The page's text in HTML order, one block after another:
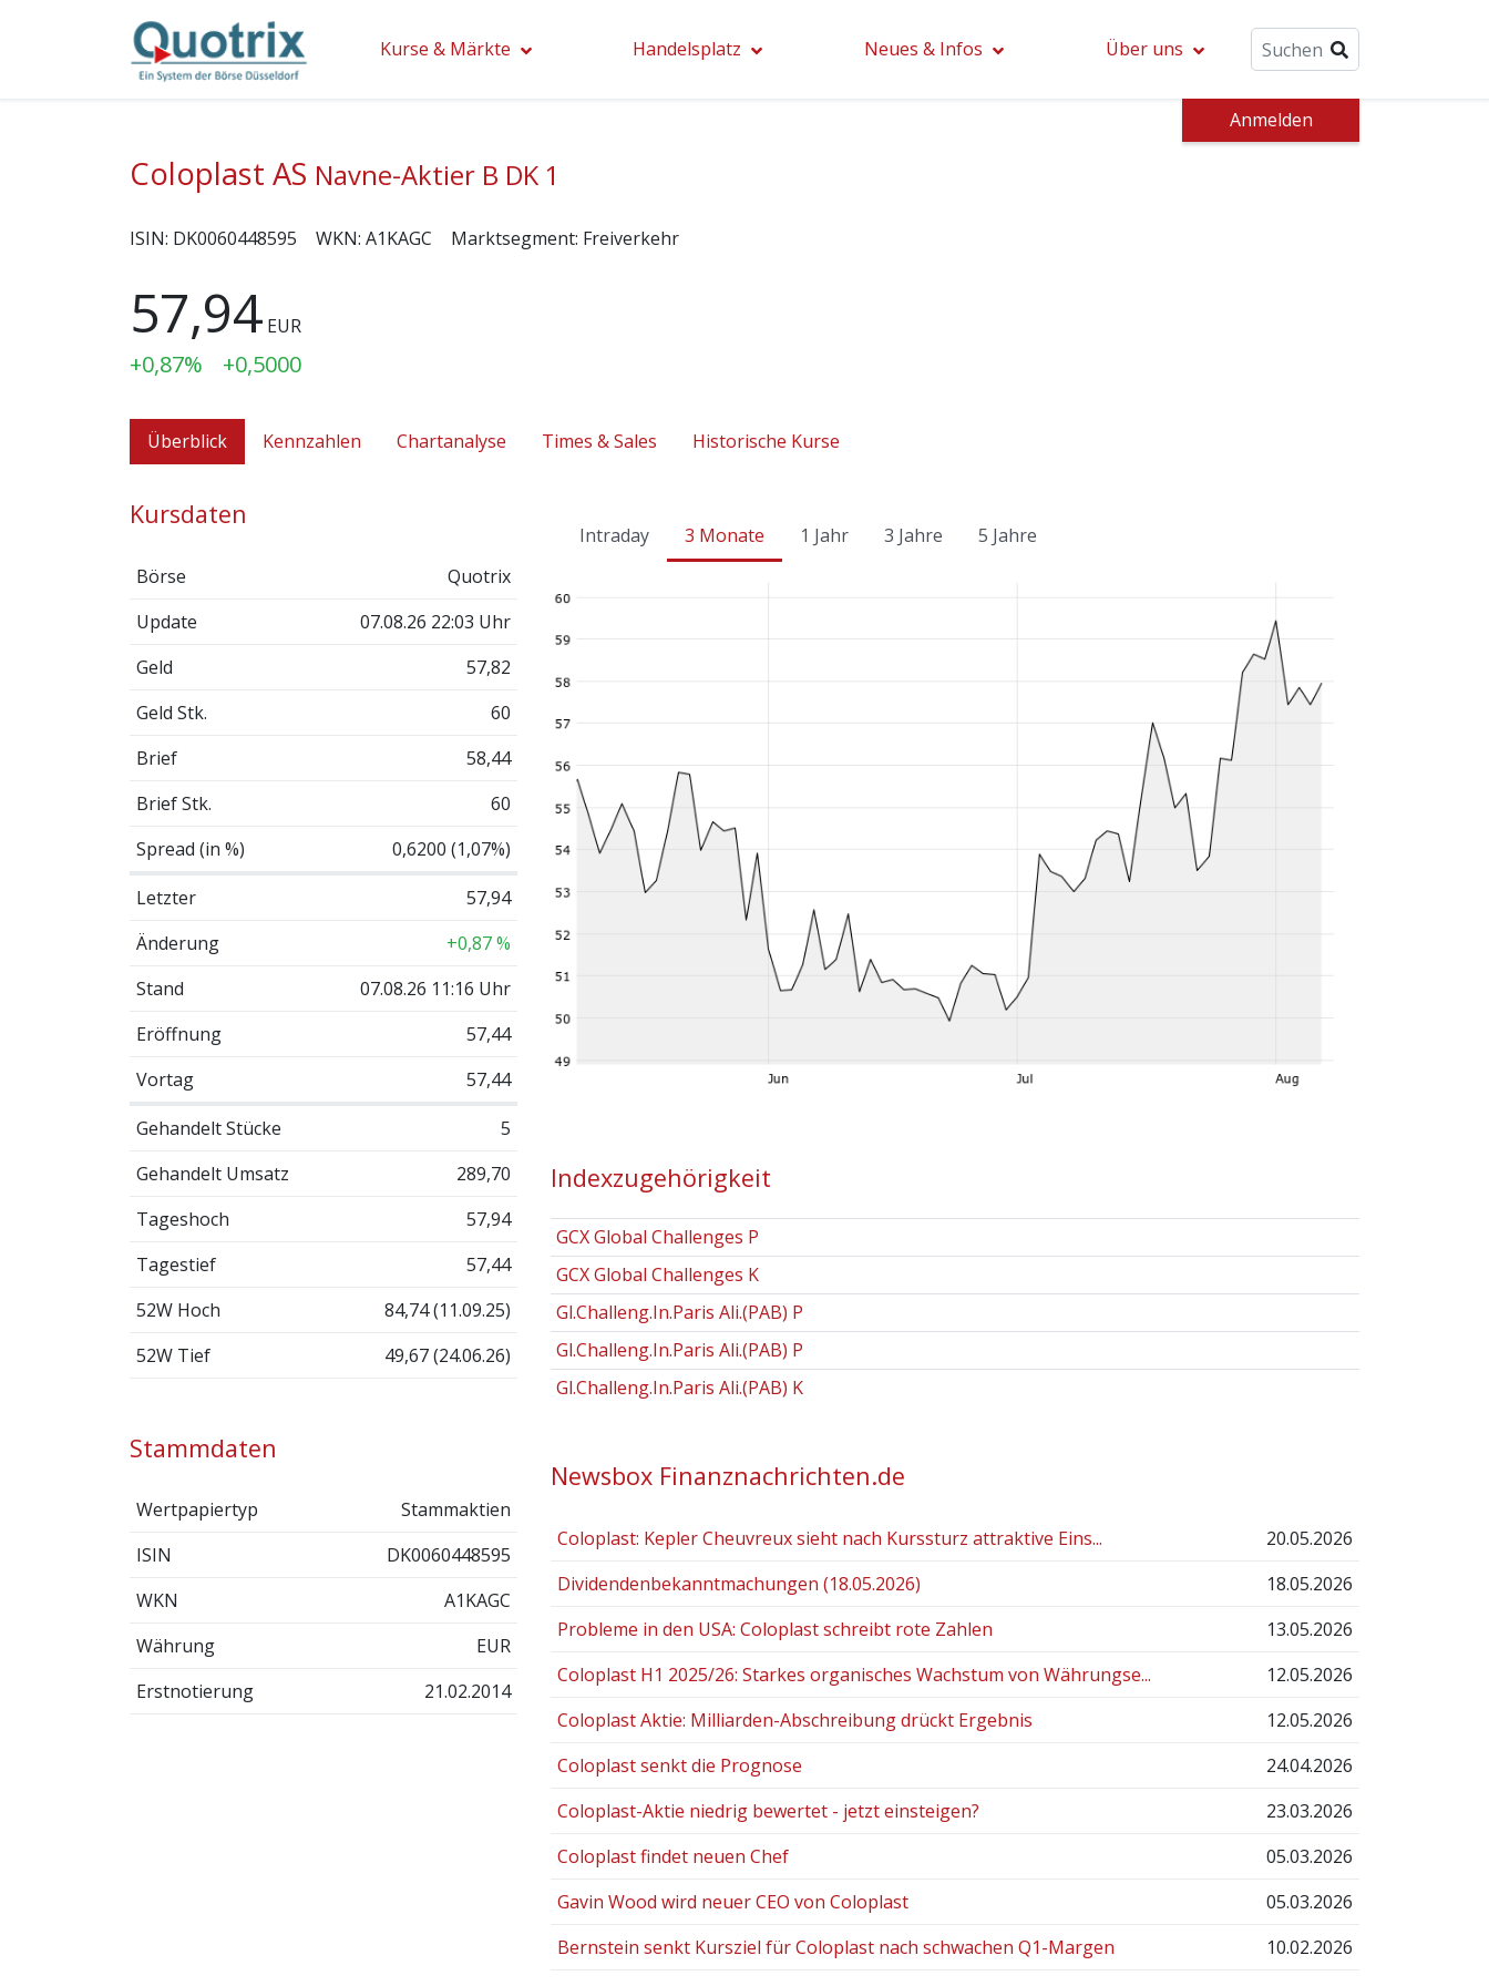
Kurse & Märkte Handelsplatz Neues & Infos Über uns
Anmelden
Coloplast AS Navne-Aktier B DK 1
ISIN: DK0060448595 WKN: A1KAGC Marktsegment: Freiverkehr
57,94 EUR
+0,87% +0,5000
Überblick Kennzahlen Chartanalyse Times & Sales Historische Kurse
Kursdaten
Börse
Quotrix
Update
07.08.26 22:03 Uhr
Geld
57,82
Geld Stk.
60
Brief
58,44
Brief Stk.
60
Spread (in %)
0,6200 (1,07%)
Letzter
57,94
Änderung
+0,87 %
Stand
07.08.26 11:16 Uhr
Eröffnung
57,44
Vortag
57,44
Gehandelt Stücke
5
Gehandelt Umsatz
289,70
Tageshoch
57,94
Tagestief
57,44
52W Hoch
84,74 (11.09.25)
52W Tief
49,67 (24.06.26)
Stammdaten
Wertpapiertyp
Stammaktien
ISIN
DK0060448595
WKN
A1KAGC
Währung
EUR
Erstnotierung
21.02.2014
Intraday 3 Monate 1 Jahr 3 Jahre 5 Jahre
Indexzugehörigkeit
GCX Global Challenges P
GCX Global Challenges K
Gl.Challeng.In.Paris Ali.(PAB) P
Gl.Challeng.In.Paris Ali.(PAB) P
Gl.Challeng.In.Paris Ali.(PAB) K
Newsbox Finanznachrichten.de
Coloplast: Kepler Cheuvreux sieht nach Kurssturz attraktive Eins...
20.05.2026
Dividendenbekanntmachungen (18.05.2026)
18.05.2026
Probleme in den USA: Coloplast schreibt rote Zahlen
13.05.2026
Coloplast H1 2025/26: Starkes organisches Wachstum von Währungse...
12.05.2026
Coloplast Aktie: Milliarden-Abschreibung drückt Ergebnis
12.05.2026
Coloplast senkt die Prognose
24.04.2026
Coloplast-Aktie niedrig bewertet - jetzt einsteigen?
23.03.2026
Coloplast findet neuen Chef
05.03.2026
Gavin Wood wird neuer CEO von Coloplast
05.03.2026
Bernstein senkt Kursziel für Coloplast nach schwachen Q1-Margen
10.02.2026